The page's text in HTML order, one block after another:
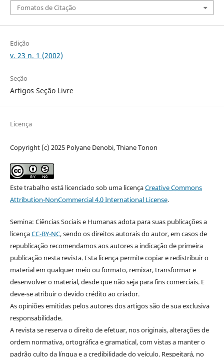
Fomatos de Citação
Edição
v. 23 n. 1 (2002)
Seção
Artigos Seção Livre
Licença
Copyright (c) 2025 Polyane Denobi, Thiane Tonon
Este trabalho está licenciado sob uma licençaCreative Commons
Attribution-NonCommercial 4.0 International License.
Semina: Ciências Sociais e Humanas adota para suas publicações a
licençaCC-BY-NC, sendo os direitos autorais do autor, em casos de
republicação recomendamos aos autores a indicação de primeira
publicação nesta revista. Esta licença permite copiar e redistribuir o
material em qualquer meio ou formato, remixar, transformar e
desenvolver o material, desde que não seja para fins comerciais. E
deve-se atribuir o devido crédito ao criador.
As opiniões emitidas pelos autores dos artigos são de sua exclusiva
responsabilidade.
A revista se reserva o direito de efetuar, nos originais, alterações de
ordem normativa, ortográfica e gramatical, com vistas a manter o
padrão culto da língua e a credibilidade do veículo. Respeitará, no